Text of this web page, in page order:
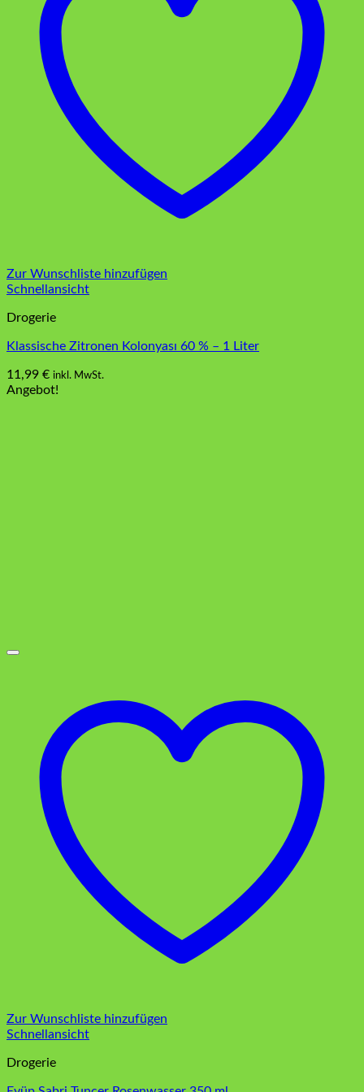
Zur Wunschliste hinzufügen
Schnellansicht
Drogerie
Klassische Zitronen Kolonyası 60 % – 1 Liter
11,99 € inkl. MwSt.
Angebot!
Zur Wunschliste hinzufügen
Schnellansicht
Drogerie